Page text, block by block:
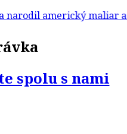
americký maliar a
spolu s nami